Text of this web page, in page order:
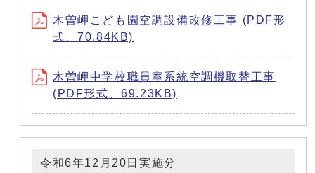
木曽岬こども園空調設備改修工事 (PDF形
式、70.84KB)
木曽岬中学校職員室系統空調機取替工事
(PDF形式、69.23KB)
令和6年12月20日実施分